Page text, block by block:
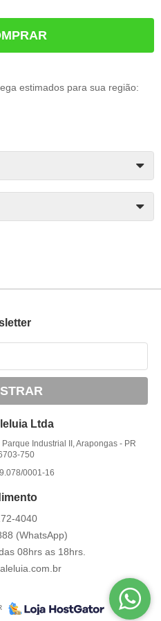
estimados para sua região:
Ltda
Parque Industrial II, Arapongas - PR
750
0001-16
4040
(WhatsApp)
08hrs as 18hrs.